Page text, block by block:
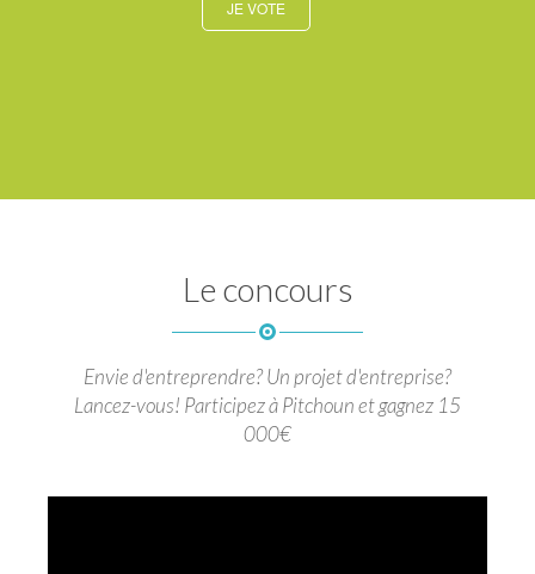
JE VOTE
Le concours
Envie d'entreprendre? Un projet d'entreprise?
Lancez-vous! Participez à Pitchoun et gagnez 15
000€